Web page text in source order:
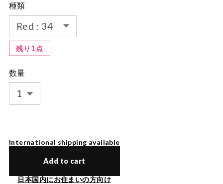
種類
残り1点
数量
International shipping available
Add to cart
日本国内にお住まいの方向け